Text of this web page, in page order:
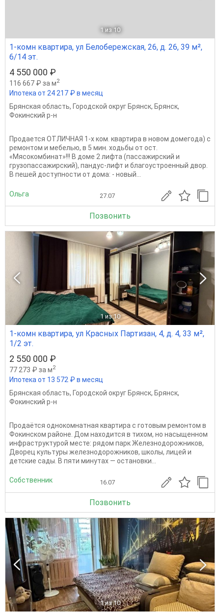
1 из 10
1-комн квартира, ул Белобережская, 26, д. 26, 39 м²,
6/14 эт.
4 550 000 ₽
116 667 ₽ за м2
Ипотека от 24 217 ₽ в месяц
Брянская область, Городской округ Брянск, Брянск,
Фокинский р-н
Продается ОТЛИЧНАЯ 1-х ком. квартира в новом домегода) с
ремонтом и мебелью, в 5 мин. ходьбы от ост.
«Мясокомбинат»!!! В доме 2 лифта (пассажирский и
грузопассажирский), пандус-лифт и благоустроенный двор.
В пешей доступности от дома: - новый...
Ольга 27.07
Позвонить
1 из 10
1-комн квартира, ул Красных Партизан, 4, д. 4, 33 м²,
1/2 эт.
2 550 000 ₽
77 273 ₽ за м2
Ипотека от 13 572 ₽ в месяц
Брянская область, Городской округ Брянск, Брянск,
Фокинский р-н
Продаётся однокомнатная квартира с готовым ремонтом в
Фокинском районе. Дом находится в тихом, но насыщенном
инфраструктурой месте: рядом парк Железнодорожников,
Дворец культуры железнодорожников, школы, лицей и
детские сады. В пяти минутах — остановки...
Собственник 16.07
Позвонить
1 из 10